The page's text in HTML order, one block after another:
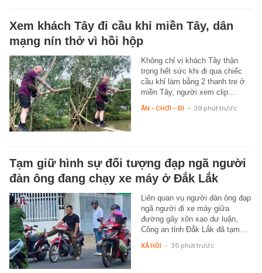
Xem khách Tây đi cầu khỉ miền Tây, dân
mạng nín thở vì hồi hộp
Không chỉ vị khách Tây thận
trọng hết sức khi đi qua chiếc
cầu khỉ làm bằng 2 thanh tre ở
miền Tây, người xem clip…
ĂN - CHƠI - ĐI - 39 phút trước
Tạm giữ hình sự đối tượng đạp ngã người
đàn ông đang chạy xe máy ở Đắk Lắk
Liên quan vụ người đàn ông đạp
ngã người đi xe máy giữa
đường gây xôn xao dư luận,
Công an tỉnh Đắk Lắk đã tạm…
XÃ HỘI - 36 phút trước